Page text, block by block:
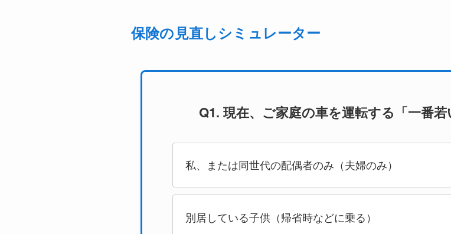
保険の見直しシミュレーター
Q1. 現在、ご家庭の車を運転する「一番
私、または同世代の配偶者のみ（夫婦のみ）
別居している子供（帰省時などに乗る）